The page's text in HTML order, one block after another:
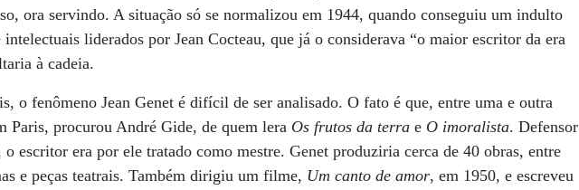
ora servindo. A situação só se normalizou em 1944, quando conseguiu um indulto
intelectuais liderados por Jean Cocteau, que já o considerava “o maior escritor da era
à cadeia.
o fenômeno Jean Genet é difícil de ser analisado. O fato é que, entre uma e outra
Paris, procurou André Gide, de quem lera Os frutos da terra e O imoralista. Defensor
escritor era por ele tratado como mestre. Genet produziria cerca de 40 obras, entre
e peças teatrais. Também dirigiu um filme, Um canto de amor, em 1950, e escreveu